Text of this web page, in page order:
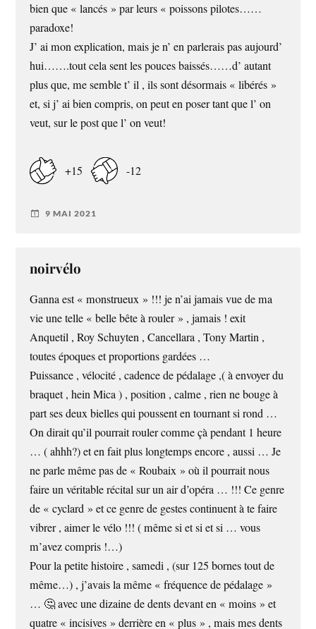
bien que « lancés » par leurs « poissons pilotes……
paradoxe!
J’ ai mon explication, mais je n’ en parlerais pas aujourd’
hui…….tout cela sent les pouces baissés……d’ autant
plus que, me semble t’ il , ils sont désormais « libérés »
et, si j’ ai bien compris, on peut en poser tant que l’ on
veut, sur le post que l’ on veut!
+15 -12
9 MAI 2021
noirvélo
Ganna est « monstrueux » !!! je n’ai jamais vue de ma
vie une telle « belle bête à rouler » , jamais ! exit
Anquetil , Roy Schuyten , Cancellara , Tony Martin ,
toutes époques et proportions gardées …
Puissance , vélocité , cadence de pédalage ,( à envoyer du
braquet , hein Mica ) , position , calme , rien ne bouge à
part ses deux bielles qui poussent en tournant si rond …
On dirait qu’il pourrait rouler comme çà pendant 1 heure
… ( ahhh?) et en fait plus longtemps encore , aussi … Je
ne parle même pas de « Roubaix » où il pourrait nous
faire un véritable récital sur un air d’opéra … !!! Ce genre
de « cyclard » et ce genre de gestes continuent à te faire
vibrer , aimer le vélo !!! ( même si et si et si … vous
m’avez compris !…)
Pour la petite histoire , samedi , (sur 125 bornes tout de
même…) , j’avais la même « fréquence de pédalage »
… 🤔 avec une dizaine de dents devant en « moins » et
quatre « incisives » derrière en « plus » , mais mes dents